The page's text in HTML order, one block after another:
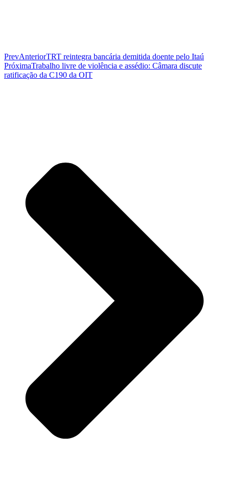
PrevAnteriorTRT reintegra bancária demitida doente pelo Itaú
PróximaTrabalho livre de violência e assédio: Câmara discute
ratificação da C190 da OIT